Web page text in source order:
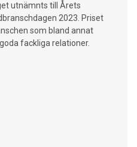
utnämnts till Årets
2023. Priset
som bland annat
fackliga relationer.